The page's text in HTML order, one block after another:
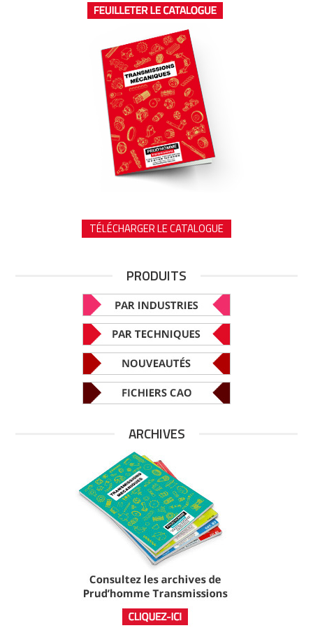
TÉLÉCHARGER LE CATALOGUE
PRODUITS
ARCHIVES